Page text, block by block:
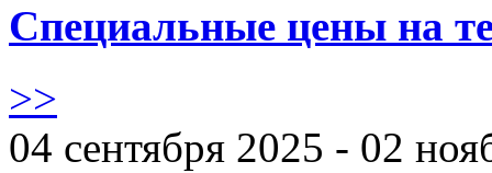
Специальные цены на
>>
04 сентября 2025 - 02